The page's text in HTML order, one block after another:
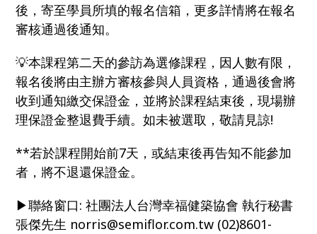
後，寄至學員所填的報名信箱，更多詳情將在報名
審核通過後通知。
💡本課程第二天的參訪為選修課程，因人數有限，
報名後將由主辦方審核參與人員資格，通過後會將
收到通知繳交保證金，並將於課程結束後，現場辦
理保證金整退費手續。如未被選取，敬請見諒!
**若於課程開始前7天，或結束後再告知不能參加
者，將不退還保證金。
▶聯絡窗口: 社團法人台灣幸福健築協會 執行秘書
張傑先生 norris@semiflor.com.tw (02)8601-